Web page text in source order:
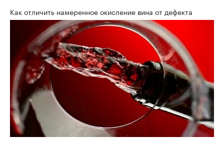
Как отличить намеренное окисление вина от дефекта